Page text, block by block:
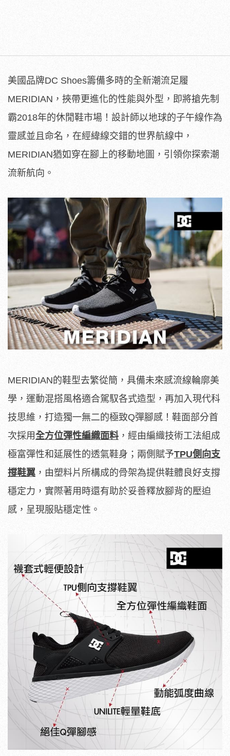
美國品牌DC Shoes籌備多時的全新潮流足履
MERIDIAN，挾帶更進化的性能與外型，即將搶先制
霸2018年的休閒鞋市場！設計師以地球的子午線作為
靈感並且命名，在經緯線交錯的世界航線中，
MERIDIAN猶如穿在腳上的移動地圖，引領你探索潮
流新航向。
MERIDIAN的鞋型去繁從簡，具備未來感流線輪廓美
學，運動混搭風格適合駕馭各式造型，再加入現代科
技思維，打造獨一無二的極致Q彈腳感！鞋面部分首
次採用全方位彈性編織面料，經由編織技術工法組成
極富彈性和延展性的透氣鞋身；兩側賦予TPU側向支
撐鞋翼 ，由塑料片所構成的骨架為提供鞋體良好支撐
穩定力，實際著用時還有助於妥善釋放腳背的壓迫
感，呈現服貼穩定性。